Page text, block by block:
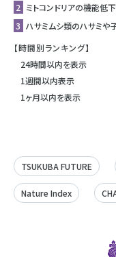
2 ミトコンドリアの機能低
3 ハサミムシ類のハサミ
【時間別ランキング】
24時間以内を表示
1週間以内表示
1ヶ月以内を表示
TSUKUBA FUTURE
Nature Index